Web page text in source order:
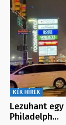
KÉK HÍREK
Lezuhant
Philadelph…